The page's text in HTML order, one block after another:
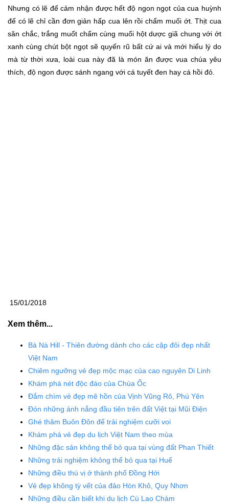
Nhưng có lẽ để cảm nhận được hết độ ngon ngọt của cua huỳnh
đế có lẽ chỉ cần đơn giản hấp cua lên rồi chấm muối ớt. Thịt cua
săn chắc, trắng muốt chấm cùng muối hột dược giã chung với ớt
xanh cùng chút bột ngọt sẽ quyến rũ bất cứ ai và mới hiểu lý do
mà từ thời xưa, loài cua này đã là món ăn được vua chúa yêu
thích, độ ngon được sánh ngang với cá tuyết đen hay cá hồi đỏ.
15/01/2018
Xem thêm...
Bà Nà Hill - Thiên đường dành cho các cặp đôi đẹp nhất
Việt Nam
Chiêm ngưỡng vẻ đẹp mộc mạc của cao nguyên Di Linh
Khám phá nét độc đáo của Chùa Ốc
Đắm chìm vẻ đẹp mê hồn của Vịnh Vũng Rô, Phú Yên
Đón những ánh nắng đầu tiên trên đất Việt tại Mũi Điện
Ghé thăm Buôn Đôn để trải nghiệm cưỡi voi
Khám phá vẻ đẹp du lịch Việt Nam theo mùa
Những đặc sản không thể bỏ qua tại vùng đất Phan Thiết
Những trải nghiệm không thể bỏ qua tại Huế
Những điều thú vị ở thành phố Đồng Hới
Vẻ đẹp không tỳ vết của đảo Hòn Khô, Quy Nhơn
Những điều cần biết khi du lịch Cù Lao Chàm